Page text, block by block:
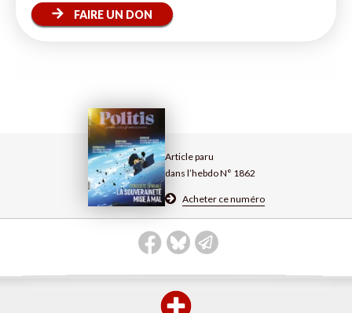
Article paru
dans l’hebdo N° 1862
Acheter ce numéro
FAIRE UN DON